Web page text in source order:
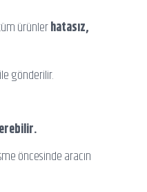
ürünlerhatasız,
gönderilir.
öncesinde aracın